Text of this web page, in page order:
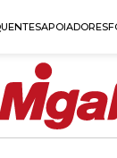
APOIADORES